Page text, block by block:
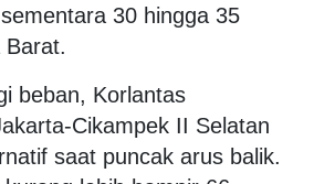
30 hingga 35
Barat.
beban, Korlantas
Cikampek II Selatan
saat puncak arus balik.